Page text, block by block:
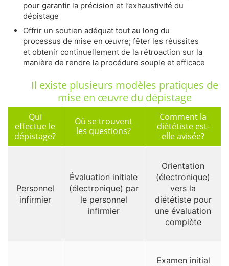
pour garantir la précision et l’exhaustivité du
dépistage
Offrir un soutien adéquat tout au long du
processus de mise en œuvre; fêter les réussites
et obtenir continuellement de la rétroaction sur la
manière de rendre la procédure souple et efficace
Il existe plusieurs modèles pratiques de
mise en œuvre du dépistage
Qui
effectue le
dépistage?
Où se trouvent
les questions?
Comment la
diététiste est-
elle avisée?
Personnel
infirmier
Évaluation initiale
(électronique) par
le personnel
infirmier
Orientation
(électronique)
vers la
diététiste pour
une évaluation
complète
Examen initial